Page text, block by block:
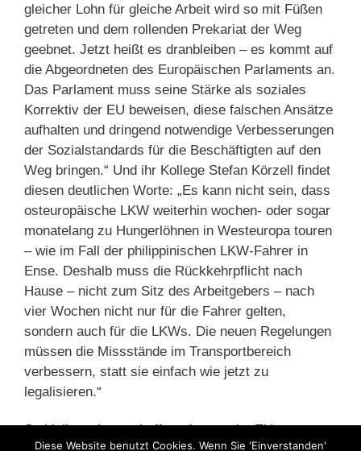
gleicher Lohn für gleiche Arbeit wird so mit Füßen
getreten und dem rollenden Prekariat der Weg
geebnet. Jetzt heißt es dranbleiben – es kommt auf
die Abgeordneten des Europäischen Parlaments an.
Das Parlament muss seine Stärke als soziales
Korrektiv der EU beweisen, diese falschen Ansätze
aufhalten und dringend notwendige Verbesserungen
der Sozialstandards für die Beschäftigten auf den
Weg bringen.“ Und ihr Kollege Stefan Körzell findet
diesen deutlichen Worte: „Es kann nicht sein, dass
osteuropäische LKW weiterhin wochen- oder sogar
monatelang zu Hungerlöhnen in Westeuropa touren
– wie im Fall der philippinischen LKW-Fahrer in
Ense. Deshalb muss die Rückkehrpflicht nach
Hause – nicht zum Sitz des Arbeitgebers – nach
vier Wochen nicht nur für die Fahrer gelten,
sondern auch für die LKWs. Die neuen Regelungen
müssen die Missstände im Transportbereich
verbessern, statt sie einfach wie jetzt zu
legalisieren.“
So bleibt weiter zu hoffen, dass es im EU-
Diese Website benutzt Cookies. Wenn Sie 'Einverstanden'